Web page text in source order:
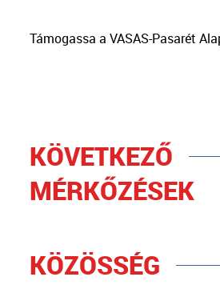
Támogassa a VASAS-Pasarét
KÖVETKEZŐ
MÉRKŐZÉSEK
KÖZÖSSÉG